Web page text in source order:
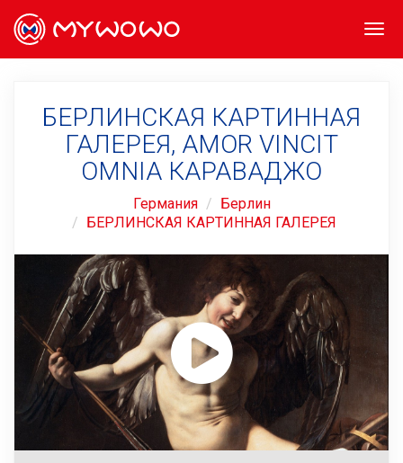
БЕРЛИНСКАЯ КАРТИННАЯ
ГАЛЕРЕЯ, AMOR VINCIT
OMNIA КАРАВАДЖО
Германия
Берлин
БЕРЛИНСКАЯ КАРТИННАЯ ГАЛЕРЕЯ